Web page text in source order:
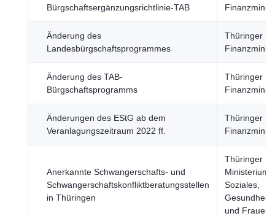
Bürgschaftsergänzungsrichtlinie-TAB
Änderung des
Landesbürgschaftsprogrammes
Thüringer
Änderung des TAB-
Bürgschaftsprogramms
Thüringer
Änderungen des EStG ab dem
Veranlagungszeitraum 2022 ff.
Thüringer
Anerkannte Schwangerschafts- und
Schwangerschaftskonfliktberatungsstellen
in Thüringen
Thüringer
Ministerium
Soziales,
Gesundheit,
und Frauen